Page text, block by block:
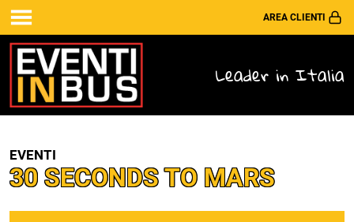
AREA CLIENTI
Leader in Italia
EVENTI
30 SECONDS TO MARS